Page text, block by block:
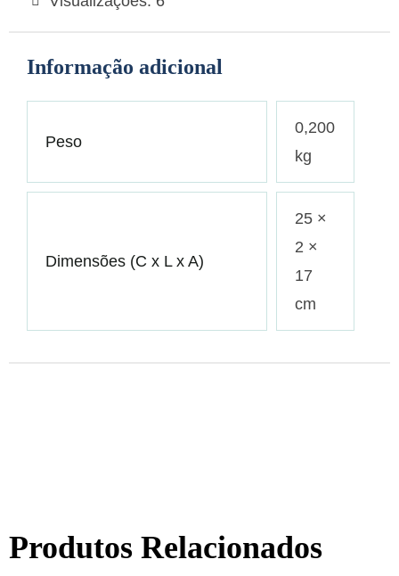
Informação adicional
Peso
0,200
kg
Dimensões (C x L x A)
25 ×
2 ×
17
cm
Produtos Relacionados